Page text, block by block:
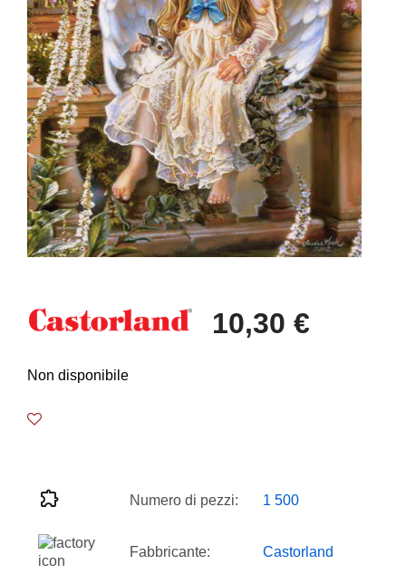
10,30 €
Non disponibile
Numero di pezzi: 1 500
Fabbricante: Castorland